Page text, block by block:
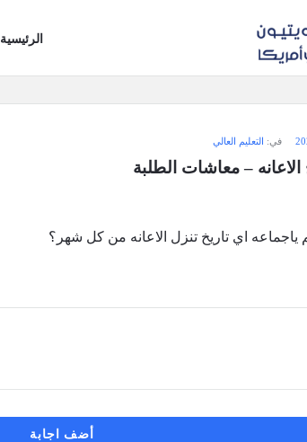
وجواب
كويتيون
الرئيسية
في: التعليم العالي
الاعانه – معاشات الطلبة
ياجماعه اي تاريخ تنزل الاعانه من كل شهر؟
أضف اجابة